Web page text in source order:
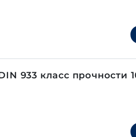
933 класс прочности